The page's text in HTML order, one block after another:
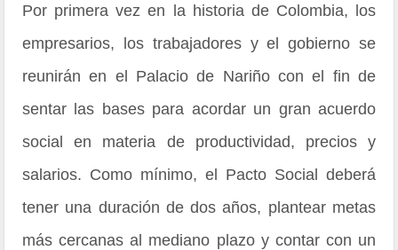
Por primera vez en la historia de Colombia, los
empresarios, los trabajadores y el gobierno se
reunirán en el Palacio de Nariño con el fin de
sentar las bases para acordar un gran acuerdo
social en materia de productividad, precios y
salarios. Como mínimo, el Pacto Social deberá
tener una duración de dos años, plantear metas
más cercanas al mediano plazo y contar con un